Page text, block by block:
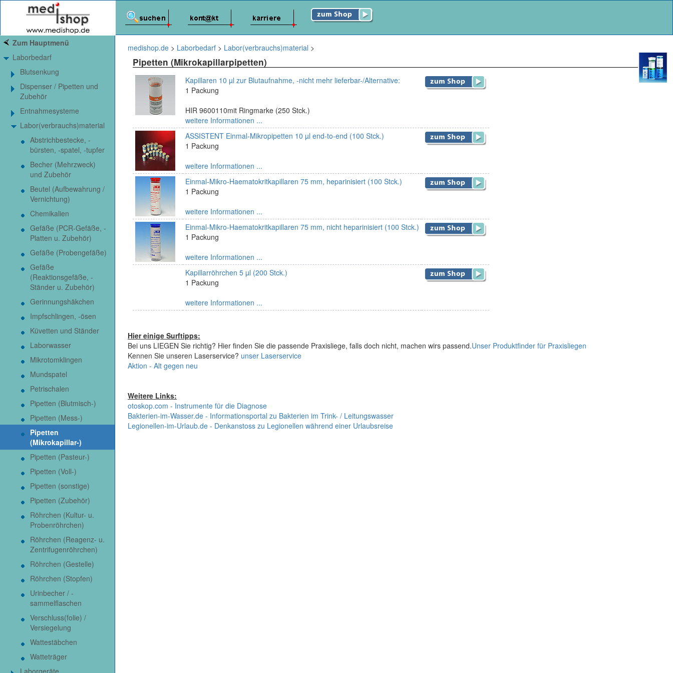
medishop.de > Laborbedarf > Labor(verbrauchs)material >
Pipetten (Mikrokapillarpipetten)
Kapillaren 10 µl zur Blutaufnahme, -nicht mehr lieferbar-/Alternative:
1 Packung
HIR 9600110mit Ringmarke (250 Stck.)
weitere Informationen ...
ASSISTENT Einmal-Mikropipetten 10 µl end-to-end (100 Stck.)
1 Packung
weitere Informationen ...
Einmal-Mikro-Haematokritkapillaren 75 mm, heparinisiert (100 Stck.)
1 Packung
weitere Informationen ...
Einmal-Mikro-Haematokritkapillaren 75 mm, nicht heparinisiert (100 Stck.)
1 Packung
weitere Informationen ...
Kapillarröhrchen 5 µl (200 Stck.)
1 Packung
weitere Informationen ...
Hier einige Surftipps:
Bei uns LIEGEN Sie richtig? Hier finden Sie die passende Praxisliege, falls doch nicht, machen wirs passend.Unser Produktfinder für Praxisliegen
Kennen Sie unseren Laserservice? unser Laserservice
Aktion - Alt gegen neu
Weitere Links:
otoskop.com - Instrumente für die Diagnose
Bakterien-im-Wasser.de - Informationsportal zu Bakterien im Trink- / Leitungswasser
Legionellen-im-Urlaub.de - Denkanstoss zu Legionellen während einer Urlaubsreise
Zum Hauptmenü
Laborbedarf
Blutsenkung
Dispenser / Pipetten und
Zubehör
Entnahmesysteme
Labor(verbrauchs)material
Abstrichbestecke, -
bürsten, -spatel, -tupfer
Becher (Mehrzweck)
und Zubehör
Beutel (Aufbewahrung /
Vernichtung)
Chemikalien
Gefäße (PCR-Gefäße, -
Platten u. Zubehör)
Gefäße (Probengefäße)
Gefäße
(Reaktionsgefäße, -
Ständer u. Zubehör)
Gerinnungshäkchen
Impfschlingen, -ösen
Küvetten und Ständer
Laborwasser
Mikrotomklingen
Mundspatel
Petrischalen
Pipetten (Blutmisch-)
Pipetten (Mess-)
Pipetten
(Mikrokapillar-)
Pipetten (Pasteur-)
Pipetten (Voll-)
Pipetten (sonstige)
Pipetten (Zubehör)
Röhrchen (Kultur- u.
Probenröhrchen)
Röhrchen (Reagenz- u.
Zentrifugenröhrchen)
Röhrchen (Gestelle)
Röhrchen (Stopfen)
Urinbecher / -
sammelflaschen
Verschluss(folie) /
Versiegelung
Wattestäbchen
Watteträger
Laborgeräte